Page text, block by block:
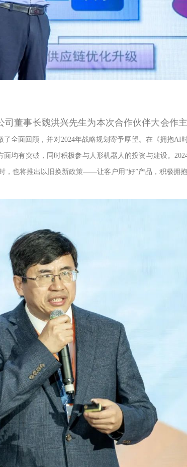
董事长魏洪兴先生为本次合作伙伴大会作主
了全面回顾，并对2024年战略规划寄予厚望。 在《拥抱AI
均有突破，同时积极参与人形机器人的投资与建设。
，也将推出以旧换新政策——让客户用“好”产品，积极拥抱